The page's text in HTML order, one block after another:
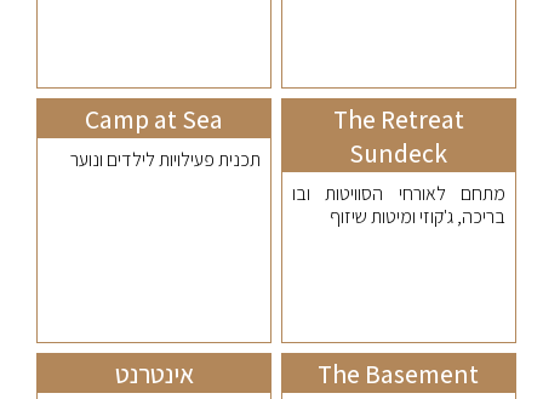
The Retreat
Sundeck
מתחם לאורחי הסוויטות ובו
בריכה, ג'קוזי ומיטות שיזוף
Camp at Sea
תכנית פעילויות לילדים ונוער
The Basement אינטרנט